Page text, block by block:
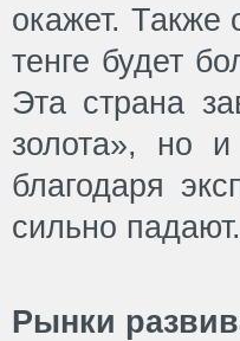
окажет. Также
тенге будет
Эта страна
золота», но
благодаря
сильно падают.
Рынки